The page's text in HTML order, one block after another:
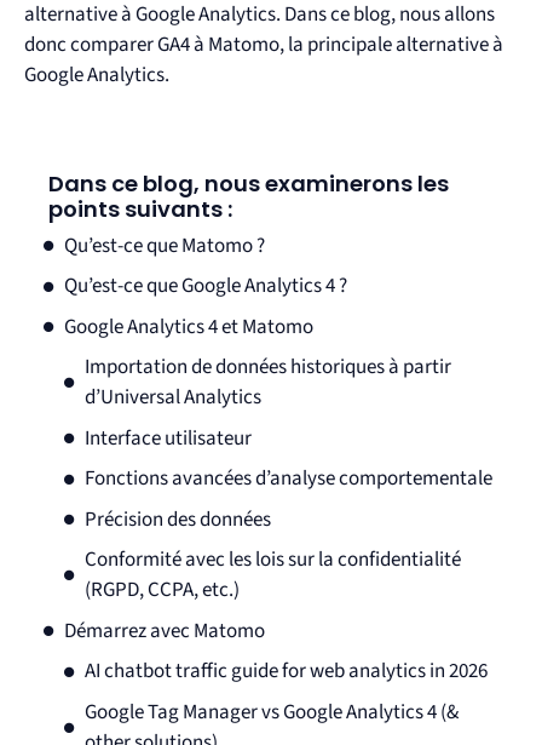
alternative à Google Analytics. Dans ce blog, nous allons
donc comparer GA4 à Matomo, la principale alternative à
Google Analytics.
Dans ce blog, nous examinerons les
points suivants :
Qu’est-ce que Matomo ?
Qu’est-ce que Google Analytics 4 ?
Google Analytics 4 et Matomo
Importation de données historiques à partir
d’Universal Analytics
Interface utilisateur
Fonctions avancées d’analyse comportementale
Précision des données
Conformité avec les lois sur la confidentialité
(RGPD, CCPA, etc.)
Démarrez avec Matomo
AI chatbot traffic guide for web analytics in 2026
Google Tag Manager vs Google Analytics 4 (&